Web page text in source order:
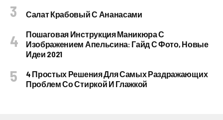
Салат Крабовый С Ананасами
Пошаговая Инструкция Маникюра С
Изображением Апельсина: Гайд С Фото, Новые
Идеи 2021
4 Простых Решения Для Самых Раздражающих
Проблем Со Стиркой И Глажкой